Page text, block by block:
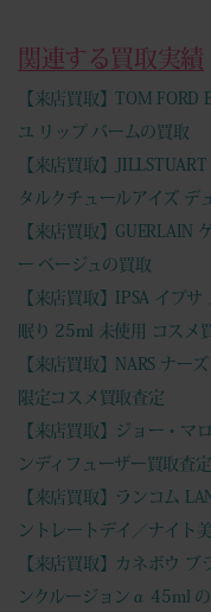
関連する買取実績
【来店買取】TOM FORD
ユ リップ バームの買取
【来店買取】
タルクチュールアイズ デ
【来店買取】GUERLAIN
ー ベージュの買取
【来店買取】IPSA イプ
眠り 25ml 未使用 コスメ
【来店買取】NARS ナー
限定コスメ買取査定
【来店買取】ジョー・マ
ンディフューザー買取査定
【来店買取】ランコム
ントレートデイ／ナイト
【来店買取】カネボウ
ンクルージョンα 45ml